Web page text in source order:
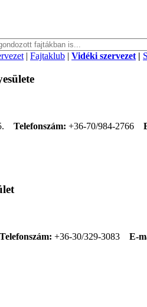
| Fajtaklub | Vidéki szervezet |
Telefonszám: +36-70/984-2766
Telefonszám: +36-30/329-3083 E-